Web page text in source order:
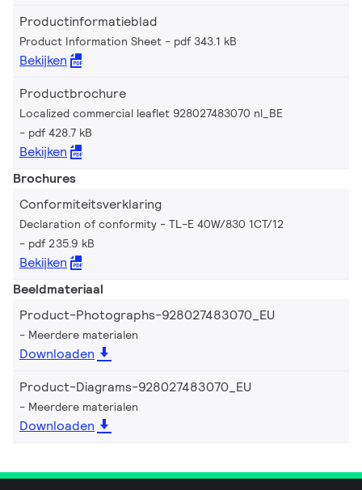
Productinformatieblad
Product Information Sheet pdf 343.1 kB
Bekijken
Productbrochure
Localized commercial leaflet 928027483070 nl_BE
pdf 428.7 kB
Bekijken
Brochures
Conformiteitsverklaring
Declaration of conformity - TL-E 40W/830 1CT/12
pdf 235.9 kB
Bekijken
Beeldmateriaal
Product-Photographs-928027483070_EU
Meerdere materialen
Downloaden
Product-Diagrams-928027483070_EU
Meerdere materialen
Downloaden